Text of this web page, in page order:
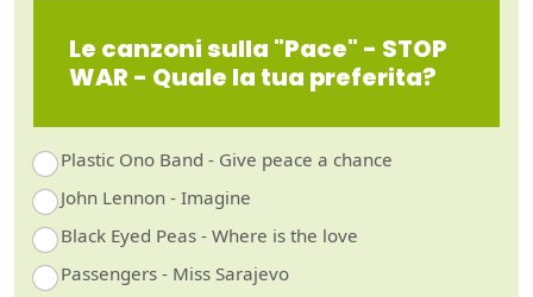
Le canzoni sulla "Pace" - STOP
WAR - Quale la tua preferita?
Plastic Ono Band - Give peace a chance
John Lennon - Imagine
Black Eyed Peas - Where is the love
Passengers - Miss Sarajevo